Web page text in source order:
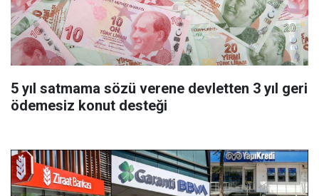
5 yıl satmama sözü verene devletten 3 yıl geri
ödemesiz konut desteği